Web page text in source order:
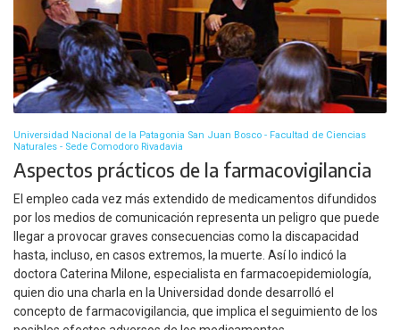
Universidad Nacional de la Patagonia San Juan Bosco - Facultad de Ciencias
Naturales - Sede Comodoro Rivadavia
Aspectos prácticos de la farmacovigilancia
El empleo cada vez más extendido de medicamentos difundidos
por los medios de comunicación representa un peligro que puede
llegar a provocar graves consecuencias como la discapacidad
hasta, incluso, en casos extremos, la muerte. Así lo indicó la
doctora Caterina Milone, especialista en farmacoepidemiología,
quien dio una charla en la Universidad donde desarrolló el
concepto de farmacovigilancia, que implica el seguimiento de los